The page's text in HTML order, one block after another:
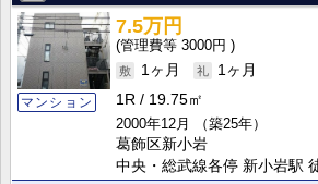
マンション
7.5万円
3000円
1ヶ月
1ヶ月
1R
19.75㎡
2000年12月
（築25年）
葛飾区新小岩
中央・総武線各停 新小岩駅